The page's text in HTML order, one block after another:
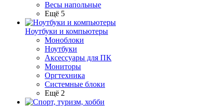
Весы напольные
Ещё 5
Ноутбуки и компьютеры
Моноблоки
Ноутбуки
Аксессуары для ПК
Мониторы
Оргтехника
Системные блоки
Ещё 2